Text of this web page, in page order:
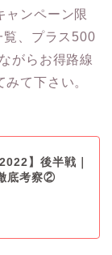
ャンペーン限
覧、プラス500
がらお得路線
て下さい。
】後半戦｜
底考察②